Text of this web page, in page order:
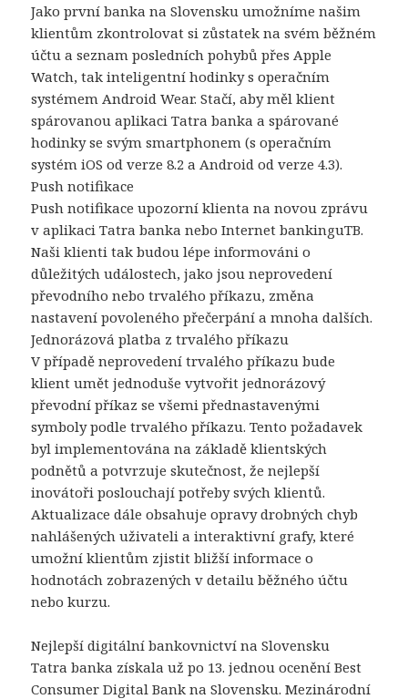
Jako první banka na Slovensku umožníme našim
klientům zkontrolovat si zůstatek na svém běžném
účtu a seznam posledních pohybů přes Apple
Watch, tak inteligentní hodinky s operačním
systémem Android Wear. Stačí, aby měl klient
spárovanou aplikaci Tatra banka a spárované
hodinky se svým smartphonem (s operačním
systém iOS od verze 8.2 a Android od verze 4.3).
Push notifikace
Push notifikace upozorní klienta na novou zprávu
v aplikaci Tatra banka nebo Internet bankinguTB.
Naši klienti tak budou lépe informováni o
důležitých událostech, jako jsou neprovedení
převodního nebo trvalého příkazu, změna
nastavení povoleného přečerpání a mnoha dalších.
Jednorázová platba z trvalého příkazu
V případě neprovedení trvalého příkazu bude
klient umět jednoduše vytvořit jednorázový
převodní příkaz se všemi přednastavenými
symboly podle trvalého příkazu. Tento požadavek
byl implementována na základě klientských
podnětů a potvrzuje skutečnost, že nejlepší
inovátoři poslouchají potřeby svých klientů.
Aktualizace dále obsahuje opravy drobných chyb
nahlášených uživateli a interaktivní grafy, které
umožní klientům zjistit bližší informace o
hodnotách zobrazených v detailu běžného účtu
nebo kurzu.
Nejlepší digitální bankovnictví na Slovensku
Tatra banka získala už po 13. jednou ocenění Best
Consumer Digital Bank na Slovensku. Mezinárodní